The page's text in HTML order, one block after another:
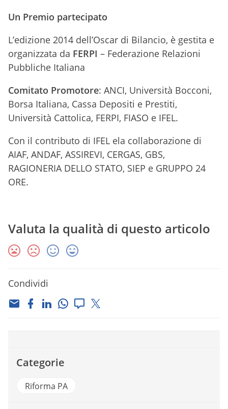
Un Premio partecipato
L’edizione 2014 dell’Oscar di Bilancio, è gestita e
organizzata da FERPI – Federazione Relazioni
Pubbliche Italiana
Comitato Promotore: ANCI, Università Bocconi,
Borsa Italiana, Cassa Depositi e Prestiti,
Università Cattolica, FERPI, FIASO e IFEL.
Con il contributo di IFEL ela collaborazione di
AIAF, ANDAF, ASSIREVI, CERGAS, GBS,
RAGIONERIA DELLO STATO, SIEP e GRUPPO 24
ORE.
Valuta la qualità di questo articolo
Condividi
Categorie
Riforma PA